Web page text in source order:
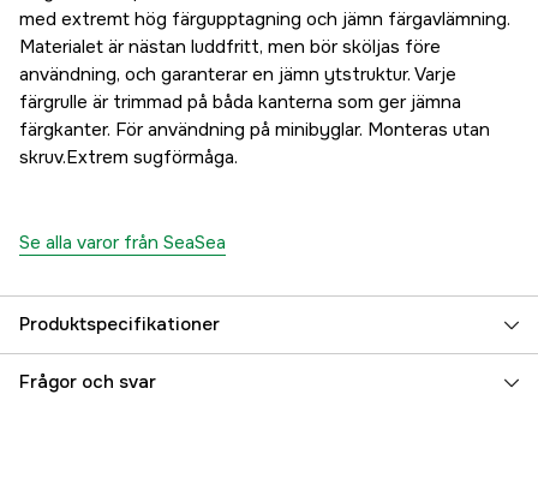
med extremt hög färgupptagning och jämn färgavlämning.
Materialet är nästan luddfritt, men bör sköljas före
användning, och garanterar en jämn ytstruktur. Varje
färgrulle är trimmad på båda kanterna som ger jämna
färgkanter. För användning på minibyglar. Monteras utan
skruv.Extrem sugförmåga.
Se alla varor från SeaSea
Produktspecifikationer
Referensnummer 5000023078
Frågor och svar